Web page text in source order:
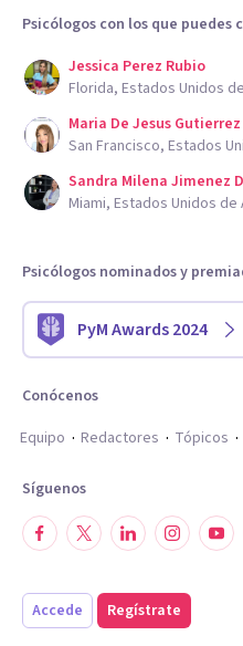
Psicólogos con los que puedes
Jessica Perez Rubio
Florida, Estados Unidos
Maria De Jesus
San Francisco, Estados
Sandra Milena Jimenez
Miami, Estados Unidos de
Psicólogos nominados y
PyM Awards 2024
Conócenos
Equipo
Redactores Tópicos
Síguenos
Accede Regístrate